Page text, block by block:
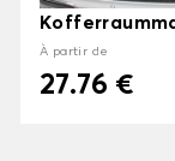
À partir de
27.76 €